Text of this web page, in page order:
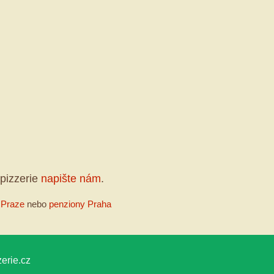
napište nám.
nebo penziony Praha